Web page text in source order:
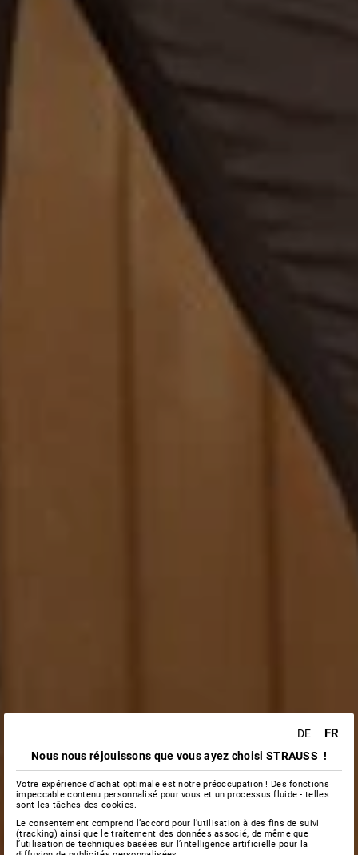
DE FR
Nous nous réjouissons que vous ayez choisi STRAUSS !
Votre expérience d'achat optimale est notre préoccupation ! Des fonctions
impeccable contenu personnalisé pour vous et un processus fluide - telles
sont les tâches des cookies.
Le consentement comprend l’accord pour l’utilisation à des fins de suivi
(tracking) ainsi que le traitement des données associé, de même que
l’utilisation de techniques basées sur l’intelligence artificielle pour la